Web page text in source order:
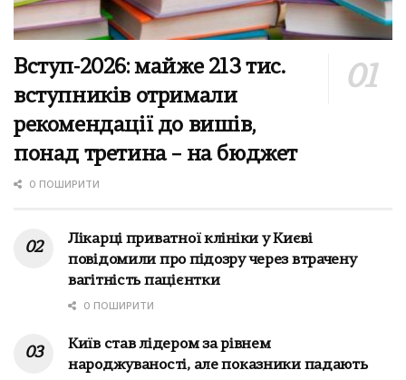
Вступ-2026: майже 213 тис.
вступників отримали
рекомендації до вишів,
понад третина – на бюджет
0 ПОШИРИТИ
Лікарці приватної клініки у Києві
повідомили про підозру через втрачену
вагітність пацієнтки
0 ПОШИРИТИ
Київ став лідером за рівнем
народжуваності, але показники падають